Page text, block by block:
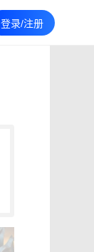
登录/注册